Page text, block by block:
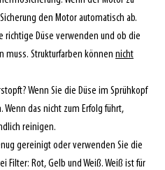
den Motor automatisch ab.
richtige Düse verwenden und ob die
muss. Strukturfarben können nicht
Wenn Sie die Düse im Sprühkopf
das nicht zum Erfolg führt,
reinigen.
gereinigt oder verwenden Sie die
Filter: Rot, Gelb und Weiß. Weiß ist für